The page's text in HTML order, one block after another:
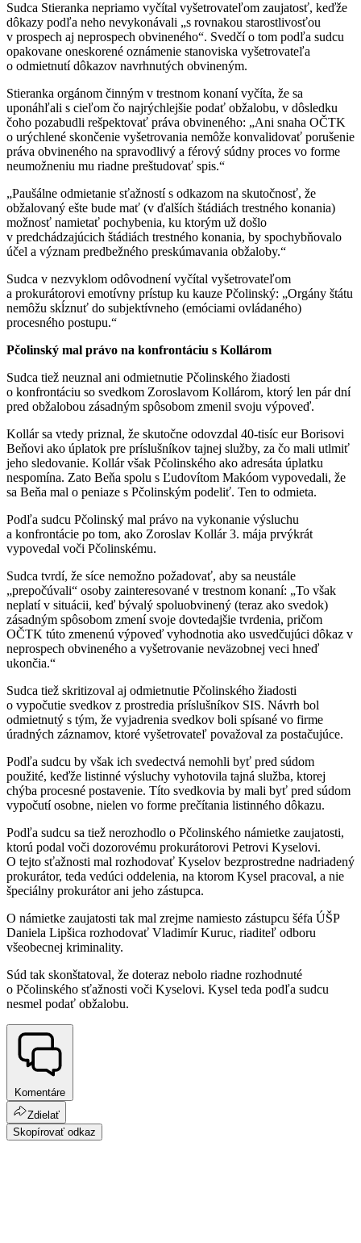
Sudca Stieranka nepriamo vyčítal vyšetrovateľom zaujatosť, keďže
dôkazy podľa neho nevykonávali „s rovnakou starostlivosťou
v prospech aj neprospech obvineného“. Svedčí o tom podľa sudcu
opakovane oneskorené oznámenie stanoviska vyšetrovateľa
o odmietnutí dôkazov navrhnutých obvineným.
Stieranka orgánom činným v trestnom konaní vyčíta, že sa
uponáhľali s cieľom čo najrýchlejšie podať obžalobu, v dôsledku
čoho pozabudli rešpektovať práva obvineného: „Ani snaha OČTK
o urýchlené skončenie vyšetrovania nemôže konvalidovať porušenie
práva obvineného na spravodlivý a férový súdny proces vo forme
neumožneniu mu riadne preštudovať spis.“
„Paušálne odmietanie sťažností s odkazom na skutočnosť, že
obžalovaný ešte bude mať (v ďalších štádiách trestného konania)
možnosť namietať pochybenia, ku ktorým už došlo
v predchádzajúcich štádiách trestného konania, by spochybňovalo
účel a význam predbežného preskúmavania obžaloby.“
Sudca v nezvyklom odôvodnení vyčítal vyšetrovateľom
a prokurátorovi emotívny prístup ku kauze Pčolinský: „Orgány štátu
nemôžu skĺznuť do subjektívneho (emóciami ovládaného)
procesného postupu.“
Pčolinský mal právo na konfrontáciu s Kollárom
Sudca tiež neuznal ani odmietnutie Pčolinského žiadosti
o konfrontáciu so svedkom Zoroslavom Kollárom, ktorý len pár dní
pred obžalobou zásadným spôsobom zmenil svoju výpoveď.
Kollár sa vtedy priznal, že skutočne odovzdal 40-tisíc eur Borisovi
Beňovi ako úplatok pre príslušníkov tajnej služby, za čo mali utlmiť
jeho sledovanie. Kollár však Pčolinského ako adresáta úplatku
nespomína. Zato Beňa spolu s Ľudovítom Makóom vypovedali, že
sa Beňa mal o peniaze s Pčolinským podeliť. Ten to odmieta.
Podľa sudcu Pčolinský mal právo na vykonanie výsluchu
a konfrontácie po tom, ako Zoroslav Kollár 3. mája prvýkrát
vypovedal voči Pčolinskému.
Sudca tvrdí, že síce nemožno požadovať, aby sa neustále
„prepočúvali“ osoby zainteresované v trestnom konaní: „To však
neplatí v situácii, keď bývalý spoluobvinený (teraz ako svedok)
zásadným spôsobom zmení svoje dovtedajšie tvrdenia, pričom
OČTK túto zmenenú výpoveď vyhodnotia ako usvedčujúci dôkaz v
neprospech obvineného a vyšetrovanie neväzobnej veci hneď
ukončia.“
Sudca tiež skritizoval aj odmietnutie Pčolinského žiadosti
o vypočutie svedkov z prostredia príslušníkov SIS. Návrh bol
odmietnutý s tým, že vyjadrenia svedkov boli spísané vo firme
úradných záznamov, ktoré vyšetrovateľ považoval za postačujúce.
Podľa sudcu by však ich svedectvá nemohli byť pred súdom
použité, keďže listinné výsluchy vyhotovila tajná služba, ktorej
chýba procesné postavenie. Títo svedkovia by mali byť pred súdom
vypočutí osobne, nielen vo forme prečítania listinného dôkazu.
Podľa sudcu sa tiež nerozhodlo o Pčolinského námietke zaujatosti,
ktorú podal voči dozorovému prokurátorovi Petrovi Kyselovi.
O tejto sťažnosti mal rozhodovať Kyselov bezprostredne nadriadený
prokurátor, teda vedúci oddelenia, na ktorom Kysel pracoval, a nie
špeciálny prokurátor ani jeho zástupca.
O námietke zaujatosti tak mal zrejme namiesto zástupcu šéfa ÚŠP
Daniela Lipšica rozhodovať Vladimír Kuruc, riaditeľ odboru
všeobecnej kriminality.
Súd tak skonštatoval, že doteraz nebolo riadne rozhodnuté
o Pčolinského sťažnosti voči Kyselovi. Kysel teda podľa sudcu
nesmel podať obžalobu.
Komentáre
Zdielať
Skopírovať odkaz